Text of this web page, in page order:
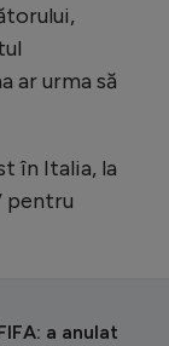
ar urma să
în Italia, la
pentru
a anulat